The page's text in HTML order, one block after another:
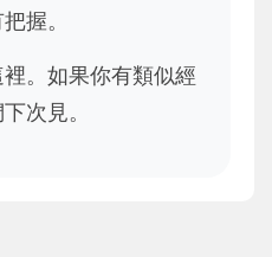
握。
。如果你有類似經
次見。